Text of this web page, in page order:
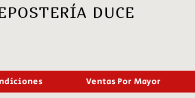
DUCE
Ventas Por Mayor